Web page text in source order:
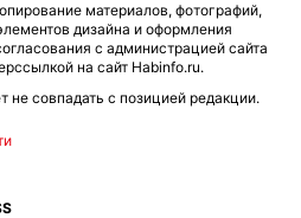
материалов, фотографий,
дизайна и оформления
с администрацией сайта
на сайт Habinfo.ru.
не совпадать с позицией редакции.